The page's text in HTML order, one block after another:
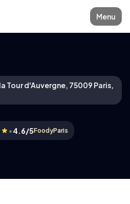
Menu
Tour d'Auvergne, 75009 Paris,
•4.6/5FoodyParis